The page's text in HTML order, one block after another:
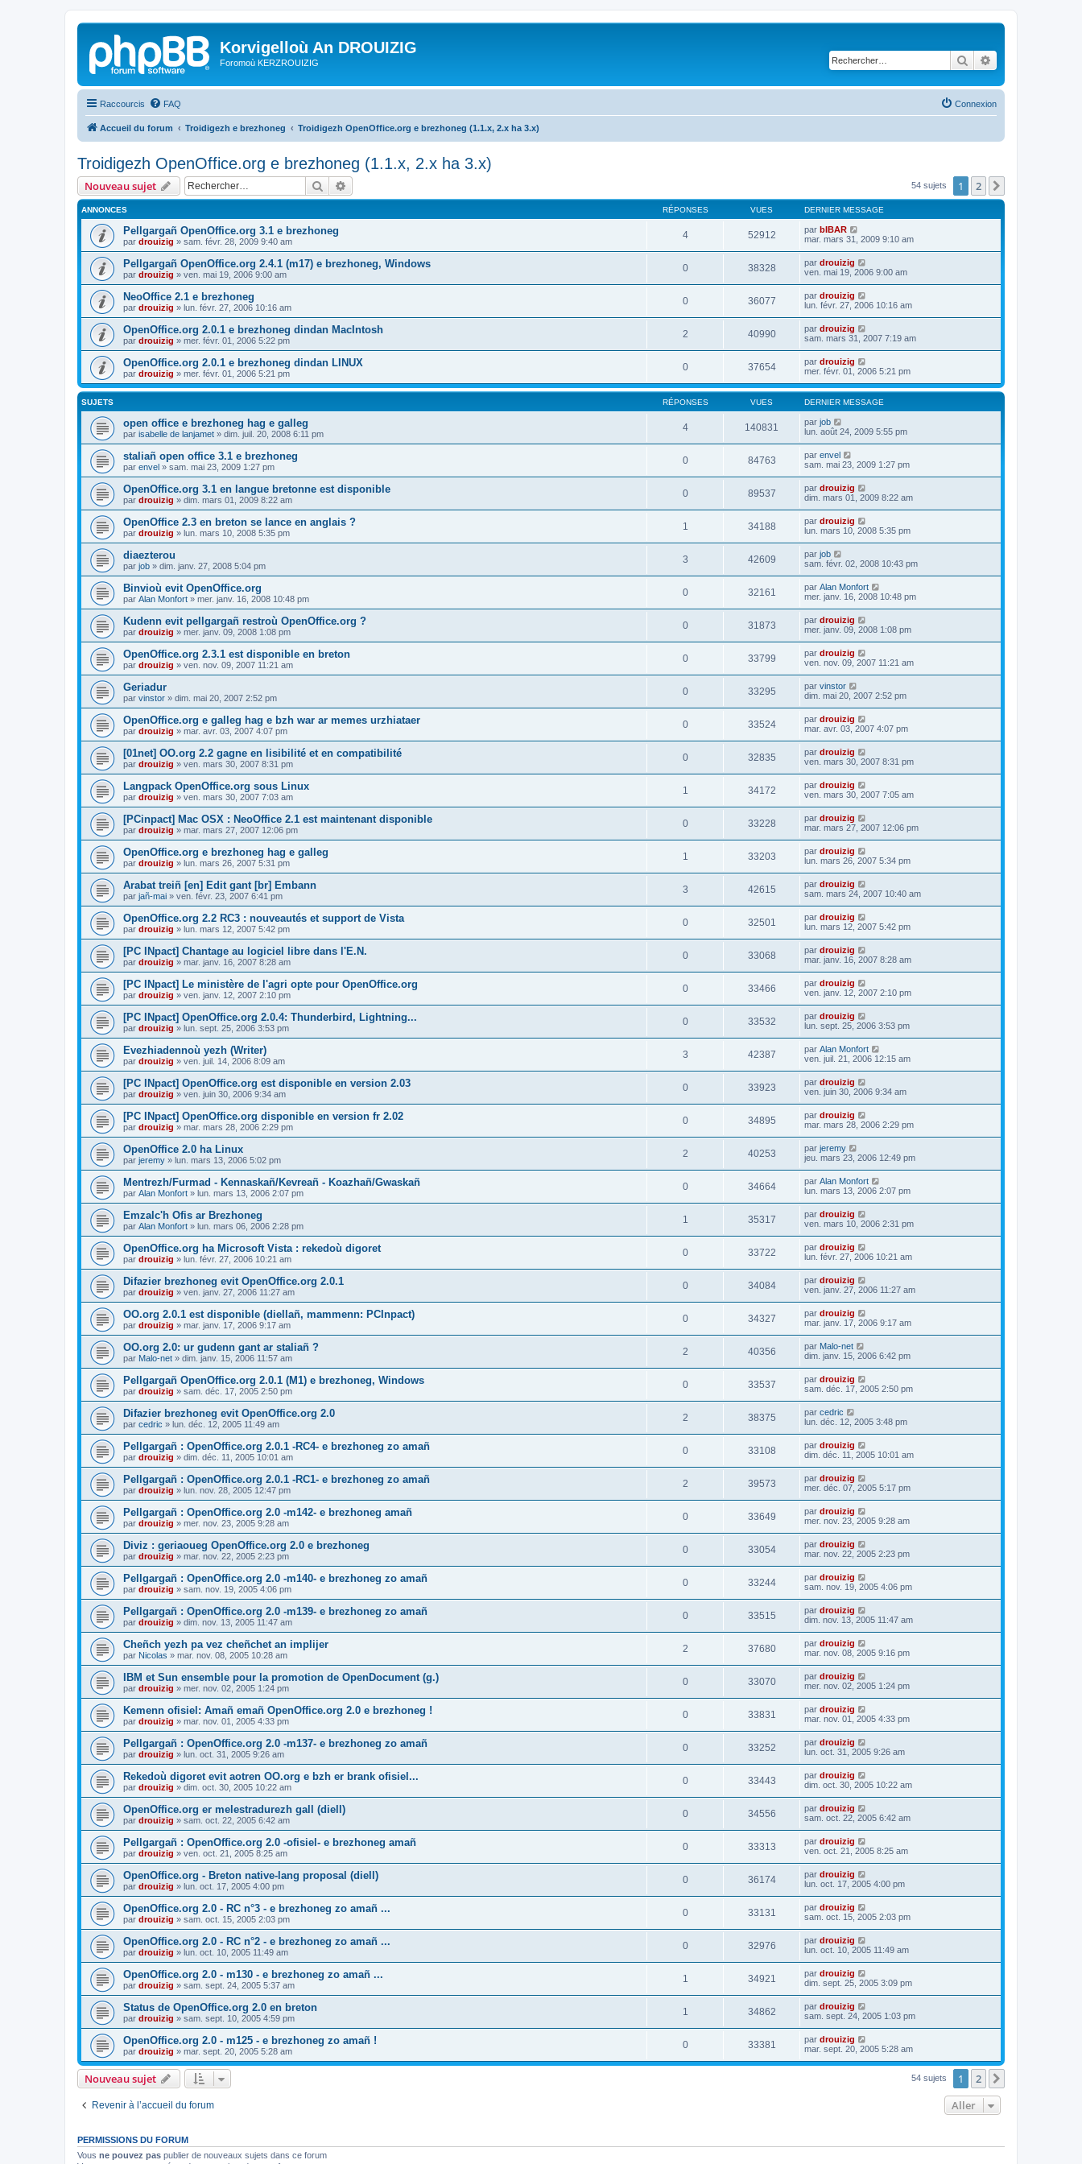
Korvigelloù An DROUIZIG
Foromoù KERZROUIZIG Rechercher
Raccourcis FAQ Connexion
Accueil du forum Troidigezh e brezhoneg Troidigezh OpenOffice.org e brezhoneg (1.1.x, 2.x ha 3.x)
Troidigezh OpenOffice.org e brezhoneg (1.1.x, 2.x ha 3.x)
Nouveau sujet Rechercher 54 sujets 1 2
ANNONCES RÉPONSES VUES DERNIER MESSAGE
Pellgargañ OpenOffice.org 3.1 e brezhoneg
par drouizig » sam. févr. 28, 2009 9:40 am
4 52912 par bIBAR
mar. mars 31, 2009 9:10 am
Pellgargañ OpenOffice.org 2.4.1 (m17) e brezhoneg, Windows
par drouizig » ven. mai 19, 2006 9:00 am
0 38328 par drouizig
ven. mai 19, 2006 9:00 am
NeoOffice 2.1 e brezhoneg
par drouizig » lun. févr. 27, 2006 10:16 am
0 36077 par drouizig
lun. févr. 27, 2006 10:16 am
OpenOffice.org 2.0.1 e brezhoneg dindan MacIntosh
par drouizig » mer. févr. 01, 2006 5:22 pm
2 40990 par drouizig
sam. mars 31, 2007 7:19 am
OpenOffice.org 2.0.1 e brezhoneg dindan LINUX
par drouizig » mer. févr. 01, 2006 5:21 pm
0 37654 par drouizig
mer. févr. 01, 2006 5:21 pm
SUJETS RÉPONSES VUES DERNIER MESSAGE
open office e brezhoneg hag e galleg
par isabelle de lanjamet » dim. juil. 20, 2008 6:11 pm
4 140831 par job
lun. août 24, 2009 5:55 pm
staliañ open office 3.1 e brezhoneg
par envel » sam. mai 23, 2009 1:27 pm
0 84763 par envel
sam. mai 23, 2009 1:27 pm
OpenOffice.org 3.1 en langue bretonne est disponible
par drouizig » dim. mars 01, 2009 8:22 am
0 89537 par drouizig
dim. mars 01, 2009 8:22 am
OpenOffice 2.3 en breton se lance en anglais ?
par drouizig » lun. mars 10, 2008 5:35 pm
1 34188 par drouizig
lun. mars 10, 2008 5:35 pm
diaezterou
par job » dim. janv. 27, 2008 5:04 pm
3 42609 par job
sam. févr. 02, 2008 10:43 pm
Binvioù evit OpenOffice.org
par Alan Monfort » mer. janv. 16, 2008 10:48 pm
0 32161 par Alan Monfort
mer. janv. 16, 2008 10:48 pm
Kudenn evit pellgargañ restroù OpenOffice.org ?
par drouizig » mer. janv. 09, 2008 1:08 pm
0 31873 par drouizig
mer. janv. 09, 2008 1:08 pm
OpenOffice.org 2.3.1 est disponible en breton
par drouizig » ven. nov. 09, 2007 11:21 am
0 33799 par drouizig
ven. nov. 09, 2007 11:21 am
Geriadur
par vinstor » dim. mai 20, 2007 2:52 pm
0 33295 par vinstor
dim. mai 20, 2007 2:52 pm
OpenOffice.org e galleg hag e bzh war ar memes urzhiataer
par drouizig » mar. avr. 03, 2007 4:07 pm
0 33524 par drouizig
mar. avr. 03, 2007 4:07 pm
[01net] OO.org 2.2 gagne en lisibilité et en compatibilité
par drouizig » ven. mars 30, 2007 8:31 pm
0 32835 par drouizig
ven. mars 30, 2007 8:31 pm
Langpack OpenOffice.org sous Linux
par drouizig » ven. mars 30, 2007 7:03 am
1 34172 par drouizig
ven. mars 30, 2007 7:05 am
[PCinpact] Mac OSX : NeoOffice 2.1 est maintenant disponible
par drouizig » mar. mars 27, 2007 12:06 pm
0 33228 par drouizig
mar. mars 27, 2007 12:06 pm
OpenOffice.org e brezhoneg hag e galleg
par drouizig » lun. mars 26, 2007 5:31 pm
1 33203 par drouizig
lun. mars 26, 2007 5:34 pm
Arabat treiñ [en] Edit gant [br] Embann
par jañ-mai » ven. févr. 23, 2007 6:41 pm
3 42615 par drouizig
sam. mars 24, 2007 10:40 am
OpenOffice.org 2.2 RC3 : nouveautés et support de Vista
par drouizig » lun. mars 12, 2007 5:42 pm
0 32501 par drouizig
lun. mars 12, 2007 5:42 pm
[PC INpact] Chantage au logiciel libre dans l'E.N.
par drouizig » mar. janv. 16, 2007 8:28 am
0 33068 par drouizig
mar. janv. 16, 2007 8:28 am
[PC INpact] Le ministère de l'agri opte pour OpenOffice.org
par drouizig » ven. janv. 12, 2007 2:10 pm
0 33466 par drouizig
ven. janv. 12, 2007 2:10 pm
[PC INpact] OpenOffice.org 2.0.4: Thunderbird, Lightning...
par drouizig » lun. sept. 25, 2006 3:53 pm
0 33532 par drouizig
lun. sept. 25, 2006 3:53 pm
Evezhiadennoù yezh (Writer)
par drouizig » ven. juil. 14, 2006 8:09 am
3 42387 par Alan Monfort
ven. juil. 21, 2006 12:15 am
[PC INpact] OpenOffice.org est disponible en version 2.03
par drouizig » ven. juin 30, 2006 9:34 am
0 33923 par drouizig
ven. juin 30, 2006 9:34 am
[PC INpact] OpenOffice.org disponible en version fr 2.02
par drouizig » mar. mars 28, 2006 2:29 pm
0 34895 par drouizig
mar. mars 28, 2006 2:29 pm
OpenOffice 2.0 ha Linux
par jeremy » lun. mars 13, 2006 5:02 pm
2 40253 par jeremy
jeu. mars 23, 2006 12:49 pm
Mentrezh/Furmad - Kennaskañ/Kevreañ - Koazhañ/Gwaskañ
par Alan Monfort » lun. mars 13, 2006 2:07 pm
0 34664 par Alan Monfort
lun. mars 13, 2006 2:07 pm
Emzalc'h Ofis ar Brezhoneg
par Alan Monfort » lun. mars 06, 2006 2:28 pm
1 35317 par drouizig
ven. mars 10, 2006 2:31 pm
OpenOffice.org ha Microsoft Vista : rekedoù digoret
par drouizig » lun. févr. 27, 2006 10:21 am
0 33722 par drouizig
lun. févr. 27, 2006 10:21 am
Difazier brezhoneg evit OpenOffice.org 2.0.1
par drouizig » ven. janv. 27, 2006 11:27 am
0 34084 par drouizig
ven. janv. 27, 2006 11:27 am
OO.org 2.0.1 est disponible (diellañ, mammenn: PCInpact)
par drouizig » mar. janv. 17, 2006 9:17 am
0 34327 par drouizig
mar. janv. 17, 2006 9:17 am
OO.org 2.0: ur gudenn gant ar staliañ ?
par Malo-net » dim. janv. 15, 2006 11:57 am
2 40356 par Malo-net
dim. janv. 15, 2006 6:42 pm
Pellgargañ OpenOffice.org 2.0.1 (M1) e brezhoneg, Windows
par drouizig » sam. déc. 17, 2005 2:50 pm
0 33537 par drouizig
sam. déc. 17, 2005 2:50 pm
Difazier brezhoneg evit OpenOffice.org 2.0
par cedric » lun. déc. 12, 2005 11:49 am
2 38375 par cedric
lun. déc. 12, 2005 3:48 pm
Pellgargañ : OpenOffice.org 2.0.1 -RC4- e brezhoneg zo amañ
par drouizig » dim. déc. 11, 2005 10:01 am
0 33108 par drouizig
dim. déc. 11, 2005 10:01 am
Pellgargañ : OpenOffice.org 2.0.1 -RC1- e brezhoneg zo amañ
par drouizig » lun. nov. 28, 2005 12:47 pm
2 39573 par drouizig
mer. déc. 07, 2005 5:17 pm
Pellgargañ : OpenOffice.org 2.0 -m142- e brezhoneg amañ
par drouizig » mer. nov. 23, 2005 9:28 am
0 33649 par drouizig
mer. nov. 23, 2005 9:28 am
Diviz : geriaoueg OpenOffice.org 2.0 e brezhoneg
par drouizig » mar. nov. 22, 2005 2:23 pm
0 33054 par drouizig
mar. nov. 22, 2005 2:23 pm
Pellgargañ : OpenOffice.org 2.0 -m140- e brezhoneg zo amañ
par drouizig » sam. nov. 19, 2005 4:06 pm
0 33244 par drouizig
sam. nov. 19, 2005 4:06 pm
Pellgargañ : OpenOffice.org 2.0 -m139- e brezhoneg zo amañ
par drouizig » dim. nov. 13, 2005 11:47 am
0 33515 par drouizig
dim. nov. 13, 2005 11:47 am
Cheñch yezh pa vez cheñchet an implijer
par Nicolas » mar. nov. 08, 2005 10:28 am
2 37680 par drouizig
mar. nov. 08, 2005 9:16 pm
IBM et Sun ensemble pour la promotion de OpenDocument (g.)
par drouizig » mer. nov. 02, 2005 1:24 pm
0 33070 par drouizig
mer. nov. 02, 2005 1:24 pm
Kemenn ofisiel: Amañ emañ OpenOffice.org 2.0 e brezhoneg !
par drouizig » mar. nov. 01, 2005 4:33 pm
0 33831 par drouizig
mar. nov. 01, 2005 4:33 pm
Pellgargañ : OpenOffice.org 2.0 -m137- e brezhoneg zo amañ
par drouizig » lun. oct. 31, 2005 9:26 am
0 33252 par drouizig
lun. oct. 31, 2005 9:26 am
Rekedoù digoret evit aotren OO.org e bzh er brank ofisiel...
par drouizig » dim. oct. 30, 2005 10:22 am
0 33443 par drouizig
dim. oct. 30, 2005 10:22 am
OpenOffice.org er melestradurezh gall (diell)
par drouizig » sam. oct. 22, 2005 6:42 am
0 34556 par drouizig
sam. oct. 22, 2005 6:42 am
Pellgargañ : OpenOffice.org 2.0 -ofisiel- e brezhoneg amañ
par drouizig » ven. oct. 21, 2005 8:25 am
0 33313 par drouizig
ven. oct. 21, 2005 8:25 am
OpenOffice.org - Breton native-lang proposal (diell)
par drouizig » lun. oct. 17, 2005 4:00 pm
0 36174 par drouizig
lun. oct. 17, 2005 4:00 pm
OpenOffice.org 2.0 - RC n°3 - e brezhoneg zo amañ ...
par drouizig » sam. oct. 15, 2005 2:03 pm
0 33131 par drouizig
sam. oct. 15, 2005 2:03 pm
OpenOffice.org 2.0 - RC n°2 - e brezhoneg zo amañ ...
par drouizig » lun. oct. 10, 2005 11:49 am
0 32976 par drouizig
lun. oct. 10, 2005 11:49 am
OpenOffice.org 2.0 - m130 - e brezhoneg zo amañ ...
par drouizig » sam. sept. 24, 2005 5:37 am
1 34921 par drouizig
dim. sept. 25, 2005 3:09 pm
Status de OpenOffice.org 2.0 en breton
par drouizig » sam. sept. 10, 2005 4:59 pm
1 34862 par drouizig
sam. sept. 24, 2005 1:03 pm
OpenOffice.org 2.0 - m125 - e brezhoneg zo amañ !
par drouizig » mar. sept. 20, 2005 5:28 am
0 33381 par drouizig
mar. sept. 20, 2005 5:28 am
Nouveau sujet 54 sujets 1 2
Revenir à l’accueil du forum Aller
PERMISSIONS DU FORUM
Vous ne pouvez pas publier de nouveaux sujets dans ce forum